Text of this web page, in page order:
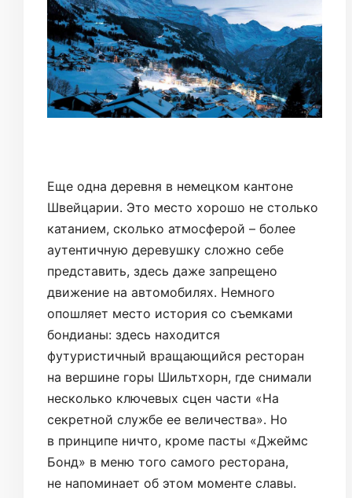
Еще одна деревня в немецком кантоне
Швейцарии. Это место хорошо не столько
катанием, сколько атмосферой – более
аутентичную деревушку сложно себе
представить, здесь даже запрещено
движение на автомобилях. Немного
опошляет место история со съемками
бондианы: здесь находится
футуристичный вращающийся ресторан
на вершине горы Шильтхорн, где снимали
несколько ключевых сцен части «На
секретной службе ее величества». Но
в принципе ничто, кроме пасты «Джеймс
Бонд» в меню того самого ресторана,
не напоминает об этом моменте славы.